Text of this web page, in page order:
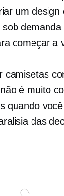
um design
sob demanda
começar a
camisetas
é muito
quando
das